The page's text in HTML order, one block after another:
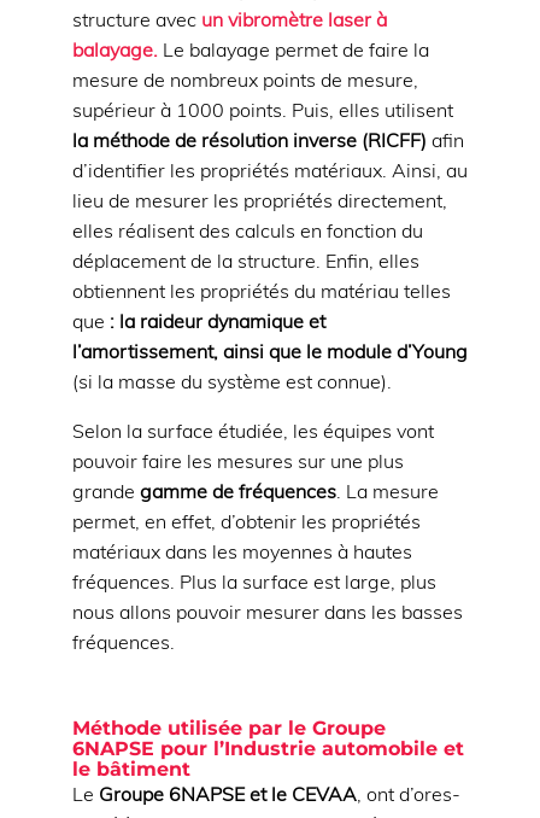
structure avec un vibromètre laser à
balayage. Le balayage permet de faire la
mesure de nombreux points de mesure,
supérieur à 1000 points. Puis, elles utilisent
la méthode de résolution inverse (RICFF) afin
d’identifier les propriétés matériaux. Ainsi, au
lieu de mesurer les propriétés directement,
elles réalisent des calculs en fonction du
déplacement de la structure. Enfin, elles
obtiennent les propriétés du matériau telles
que : la raideur dynamique et
l’amortissement, ainsi que le module d’Young
(si la masse du système est connue).
Selon la surface étudiée, les équipes vont
pouvoir faire les mesures sur une plus
grande gamme de fréquences. La mesure
permet, en effet, d’obtenir les propriétés
matériaux dans les moyennes à hautes
fréquences. Plus la surface est large, plus
nous allons pouvoir mesurer dans les basses
fréquences.
Méthode utilisée par le Groupe
6NAPSE pour l’Industrie automobile et
le bâtiment
Le Groupe 6NAPSE et le CEVAA, ont d’ores-